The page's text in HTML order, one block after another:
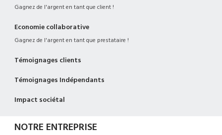
Gagnez de l'argent en tant que client !
Economie collaborative
Gagnez de l'argent en tant que prestataire !
Témoignages clients
Témoignages Indépendants
Impact sociétal
NOTRE ENTREPRISE